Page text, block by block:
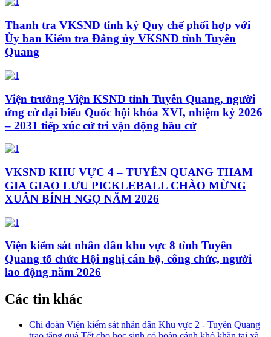
Thanh tra VKSND tỉnh ký Quy chế phối hợp với
Ủy ban Kiểm tra Đảng ủy VKSND tỉnh Tuyên
Quang
Viện trưởng Viện KSND tỉnh Tuyên Quang, người
ứng cử đại biểu Quốc hội khóa XVI, nhiệm kỳ 2026
– 2031 tiếp xúc cử tri vận động bầu cử
VKSND KHU VỰC 4 – TUYÊN QUANG THAM
GIA GIAO LƯU PICKLEBALL CHÀO MỪNG
XUÂN BÍNH NGỌ NĂM 2026
Viện kiểm sát nhân dân khu vực 8 tỉnh Tuyên
Quang tổ chức Hội nghị cán bộ, công chức, người
lao động năm 2026
Các tin khác
Chi đoàn Viện kiểm sát nhân dân Khu vực 2 - Tuyên Quang